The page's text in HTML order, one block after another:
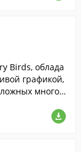
Birds, облада
графикой,
многоэ
ми